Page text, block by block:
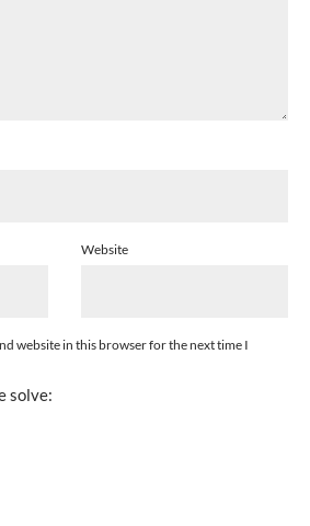
Website
website in this browser for the next time I
solve: